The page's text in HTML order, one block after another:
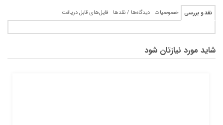
نقد و بررسی خصوصیات دیدگاه‌ها / نقدها فایل‌های قابل دریافت
شاید مورد نیازتان شود